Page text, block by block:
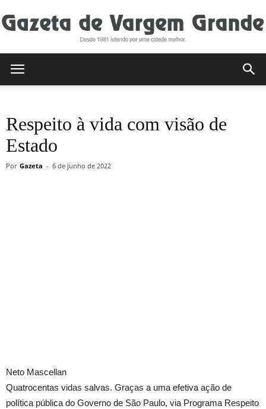
de
Respeito à vida com visão de
Estado
Por Gazeta - 6 de junho de 2022
Neto Mascellan
Quatrocentas vidas salvas. Graças a uma efetiva ação de
política pública do Governo de São Paulo, via Programa Respeito